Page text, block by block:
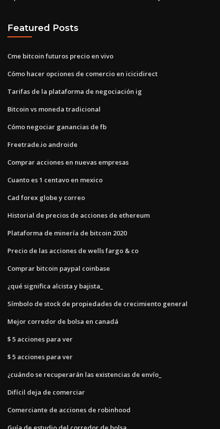
Featured Posts
Cme bitcoin futuros precio en vivo
Cómo hacer opciones de comercio en icicidirect
Tarifas de la plataforma de negociación ig
Bitcoin vs moneda tradicional
Cómo negociar ganancias de fb
Freetrade.io androide
Comprar acciones en nuevas empresas
Cuanto es 1 centavo en mexico
Cad forex globe y correo
Historial de precios de acciones de ethereum
Plataforma de minería de bitcoin 2020
Precio de las acciones de wells fargo & co
Comprar bitcoin paypal coinbase
¿qué significa alcista y bajista_
Símbolo de stock de propiedades de crecimiento general
Mejor corredor de bolsa en canadá
$ 5 acciones para ver
$ 5 acciones para ver
¿cuándo se recuperarán las existencias de envío_
Difícil deja de comerciar
Comerciante de acciones de robinhood